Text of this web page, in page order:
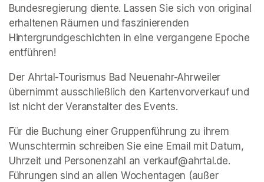
Bundesregierung diente. Lassen Sie sich von original
erhaltenen Räumen und faszinierenden
Hintergrundgeschichten in eine vergangene Epoche
entführen!
Der Ahrtal-Tourismus Bad Neuenahr-Ahrweiler
übernimmt ausschließlich den Kartenvorverkauf und
ist nicht der Veranstalter des Events.
Für die Buchung einer Gruppenführung zu ihrem
Wunschtermin schreiben Sie eine Email mit Datum,
Uhrzeit und Personenzahl an verkauf@ahrtal.de.
Führungen sind an allen Wochentagen (außer